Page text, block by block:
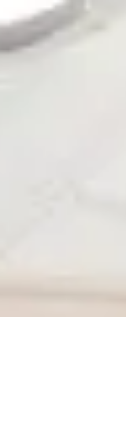
Bienestar Personal